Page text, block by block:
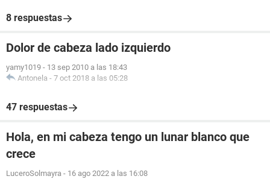
8 respuestas
Dolor de cabeza lado izquierdo
yamy1019 - 13 sep 2010 a las 18:43
Antonela - 7 oct 2018 a las 05:28
47 respuestas
Hola, en mi cabeza tengo un lunar blanco que
crece
LuceroSolmayra - 16 ago 2022 a las 16:08